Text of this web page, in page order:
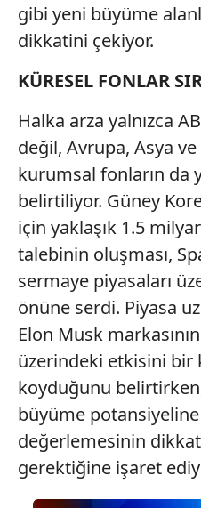
sınırlı olarak açık rızanız
Çerezlere ilişkin tercihlerinizi
vasıtasıyla belirleyebilirsiniz.
Metnimiziziyaret
6698 sayılı Kişisel Verilerin
hazırlanmış Aydınlatma
ilgili mevzuata uygun olarak
almak için lütfen tıklayınız.
gibi yeni büyüme
dikkatini çekiyor.
KÜRESEL FONLAR
Halka arza yalnızca
değil, Avrupa, Asya
kurumsal fonların da
belirtiliyor. Güney
için yaklaşık 1.5
talebinin oluşması,
sermaye piyasaları
önüne serdi. Piyasa
Elon Musk
üzerindeki etkisini bir
koyduğunu
büyüme
değerlemesinin
gerektiğine işaret